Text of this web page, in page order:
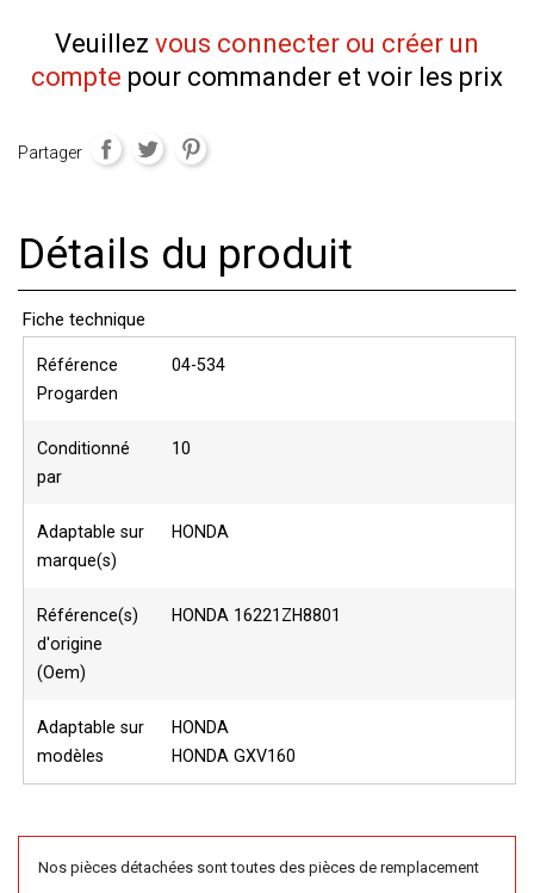
Veuillez vous connecter ou créer un
compte pour commander et voir les prix
Partager
Détails du produit
Fiche technique
Référence
Progarden
04-534
Conditionné
par
10
Adaptable sur
marque(s)
HONDA
Référence(s)
d'origine
(Oem)
HONDA 16221ZH8801
Adaptable sur
modèles
HONDA
HONDA GXV160
Nos pièces détachées sont toutes des pièces de remplacement